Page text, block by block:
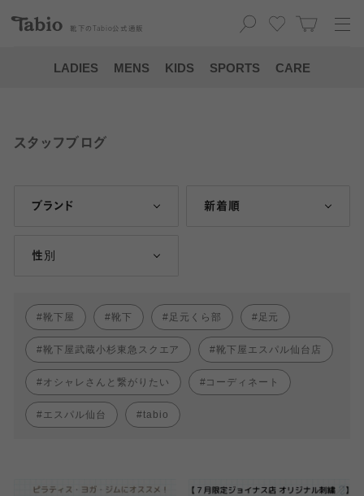
靴下の Tabio 公式通販
LADIES MENS KIDS SPORTS CARE
スタッフブログ
ブランド 新着順
性別
靴下屋 靴下 足元くら部 足元
靴下屋武蔵小杉東急スクエア 靴下屋エスパル仙台店
オシャレさんと繋がりたい コーディネート
エスパル仙台 tabio